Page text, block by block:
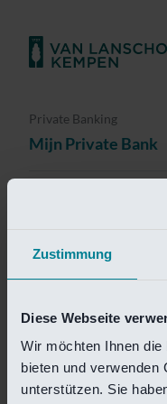
Zustimmung
Diese Webseite
Wir möchten Ihnen
bieten und verwenden
unterstützen. Sie
Private Banking
Mijn Private Bank
Helaas is